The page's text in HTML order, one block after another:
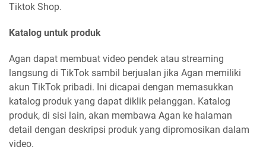
Tiktok Shop.
Katalog untuk produk
Agan dapat membuat video pendek atau streaming
langsung di TikTok sambil berjualan jika Agan memiliki
akun TikTok pribadi. Ini dicapai dengan memasukkan
katalog produk yang dapat diklik pelanggan. Katalog
produk, di sisi lain, akan membawa Agan ke halaman
detail dengan deskripsi produk yang dipromosikan dalam
video.